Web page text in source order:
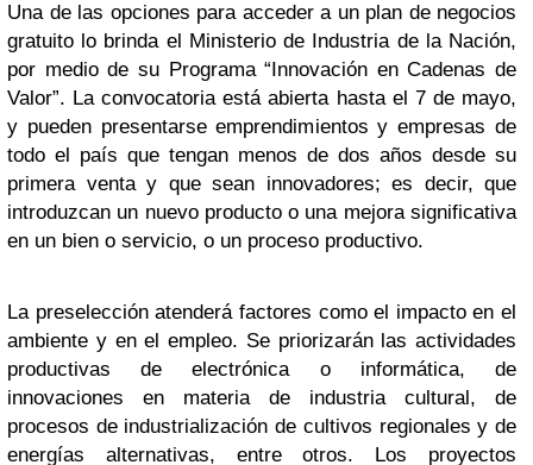
Una de las opciones para acceder a un plan de negocios
gratuito lo brinda el Ministerio de Industria de la Nación,
por medio de su Programa “Innovación en Cadenas de
Valor”. La convocatoria está abierta hasta el 7 de mayo,
y pueden presentarse emprendimientos y empresas de
todo el país que tengan menos de dos años desde su
primera venta y que sean innovadores; es decir, que
introduzcan un nuevo producto o una mejora significativa
en un bien o servicio, o un proceso productivo.
La preselección atenderá factores como el impacto en el
ambiente y en el empleo. Se priorizarán las actividades
productivas de electrónica o informática, de
innovaciones en materia de industria cultural, de
procesos de industrialización de cultivos regionales y de
energías alternativas, entre otros. Los proyectos